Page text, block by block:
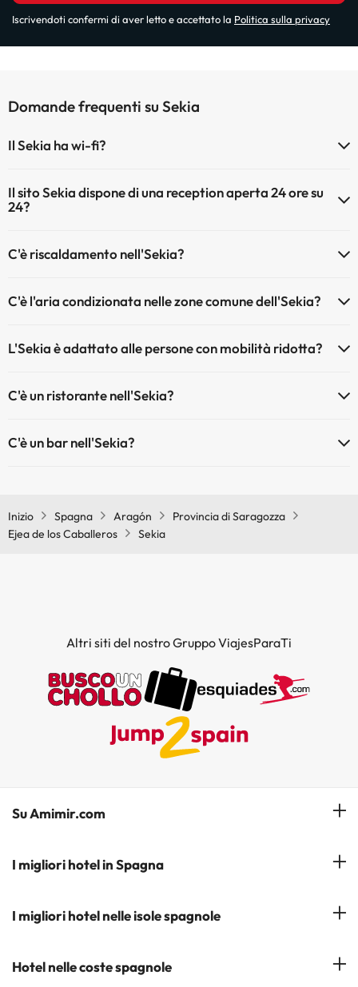
Iscrivendoti confermi di aver letto e accettato la Politica sulla privacy
Domande frequenti su Sekia
Il Sekia ha wi-fi?
Il sito Sekia dispone di una reception aperta 24 ore su
24?
C'è riscaldamento nell'Sekia?
C'è l'aria condizionata nelle zone comune dell'Sekia?
L'Sekia è adattato alle persone con mobilità ridotta?
C'è un ristorante nell'Sekia?
C'è un bar nell'Sekia?
Inizio Spagna Aragón
Provincia di Saragozza
Ejea de los Caballeros
Sekia
Altri siti del nostro Gruppo ViajesParaTi
Su Amimir.com
Il Nostro Team
Iscrivetevi alla nostra newsletter
I migliori hotel in Spagna
Hotel a Salou
Hotel a Cádiz
I migliori hotel nelle isole spagnole
Hotel a Tenerife
Hotel nelle coste spagnole